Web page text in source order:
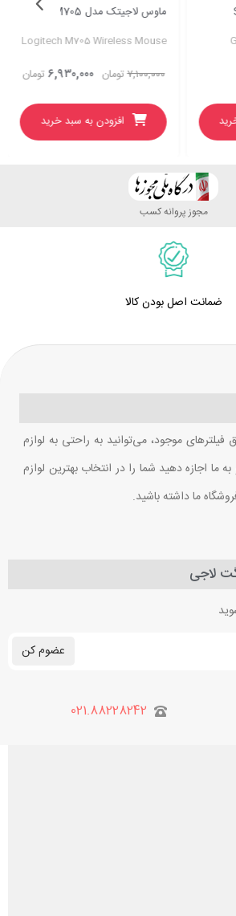
ماوس لاجیتک مدل M705
Logitech M705 Wireless Mouse
تومان۷,۱۰۰,۰۰۰ تومان۶,۹۳۰,۰۰۰
افزودن به سبد خرید
مجوز پروانه کسب
ضمانت اصل بودن کالا
موجود، می‌توانید به راحتی به لوازم
اجازه دهید شما را در انتخاب بهترین لوازم
ما داشته باشید.
لاجی
عضوم کن
021.88228242